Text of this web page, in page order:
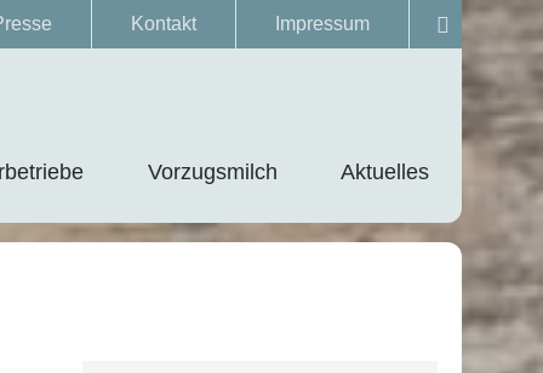
Kontakt Impressum
Vorzugsmilch Aktuelles